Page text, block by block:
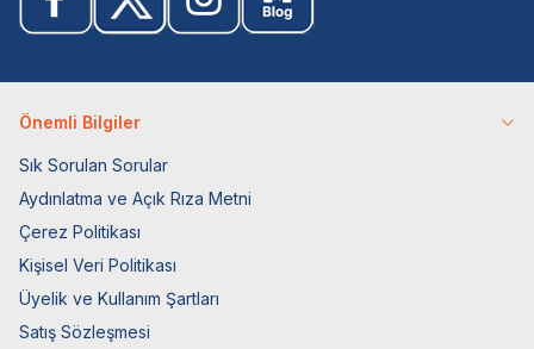
Önemli Bilgiler
Sık Sorulan Sorular
Aydınlatma ve Açık Rıza Metni
Çerez Politikası
Kişisel Veri Politikası
Üyelik ve Kullanım Şartları
Satış Sözleşmesi